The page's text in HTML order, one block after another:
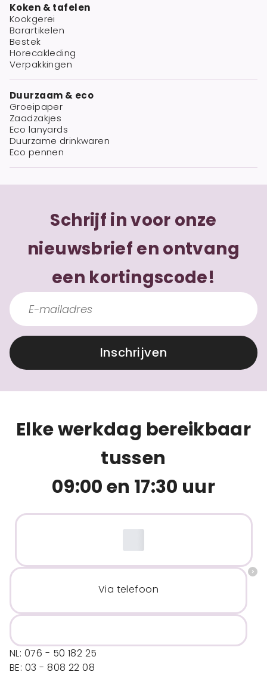
Koken & tafelen
Kookgerei
Barartikelen
Bestek
Horecakleding
Verpakkingen
Duurzaam & eco
Groeipaper
Zaadzakjes
Eco lanyards
Duurzame drinkwaren
Eco pennen
Schrijf in voor onze
nieuwsbrief en ontvang
een kortingscode!
Inschrijven
Elke werkdag bereikbaar
tussen
09:00 en 17:30 uur
Via telefoon
NL: 076 - 50 182 25
BE: 03 - 808 22 08